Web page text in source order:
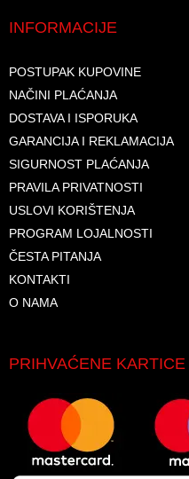
INFORMACIJE
POSTUPAK KUPOVINE
NAČINI PLAĆANJA
DOSTAVA I ISPORUKA
GARANCIJA I REKLAMACIJA
SIGURNOST PLAĆANJA
PRAVILA PRIVATNOSTI
USLOVI KORIŠTENJA
PROGRAM LOJALNOSTI
ČESTA PITANJA
KONTAKTI
O NAMA
PRIHVAĆENE KARTICE